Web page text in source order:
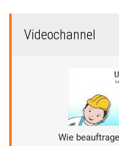
Videochannel
Wie